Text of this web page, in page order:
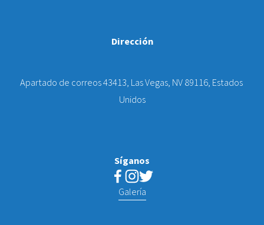
Dirección
Apartado de correos 43413, Las Vegas, NV 89116, Estados
Unidos
Síganos
Galería